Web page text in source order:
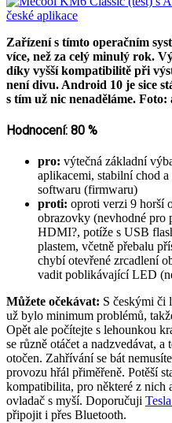
Zařízení s tímto operačním
více, než za celý minulý rok.
díky vyšší kompatibilitě při
není divu. Android 10 je sice
s tím už nic nenaděláme.
Hodnocení: 80 %
pro: výtečná základní
aplikacemi, stabilní chod a
softwaru (firmwaru)
proti: oproti verzi 9 horší
obrazovky (nevhodné pro
HDMI?, potíže s USB
plastem, včetně přebalu
chybí otevřené zrcadlení
vadit poblikávající LED
Můžete očekávat: S českými či
už bylo minimum problémů,
Opět ale počítejte s lehounkou
se různě otáčet a nadzvedávat,
otočen. Zahřívání se bát
provozu hřál přiměřeně. Potěší
kompatibilita, pro některé z nich
ovladač s myší. Doporučuji
připojit i přes Bluetooth.